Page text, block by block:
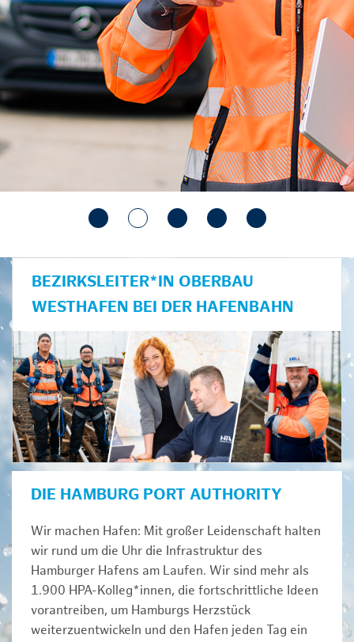
BEZIRKSLEITER*IN OBERBAU
WESTHAFEN BEI DER HAFENBAHN
DIE HAMBURG PORT AUTHORITY
Wir machen Hafen: Mit großer Leidenschaft halten
wir rund um die Uhr die Infrastruktur des
Hamburger Hafens am Laufen. Wir sind mehr als
1.900 HPA-Kolleg*innen, die fortschrittliche Ideen
vorantreiben, um Hamburgs Herzstück
weiterzuentwickeln und den Hafen jeden Tag ein